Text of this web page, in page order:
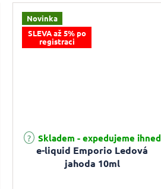
Novinka
SLEVA až 5% po
registraci
e-liquid Emporio Ledová
jahoda 10ml
Skladem - expedujeme ihned